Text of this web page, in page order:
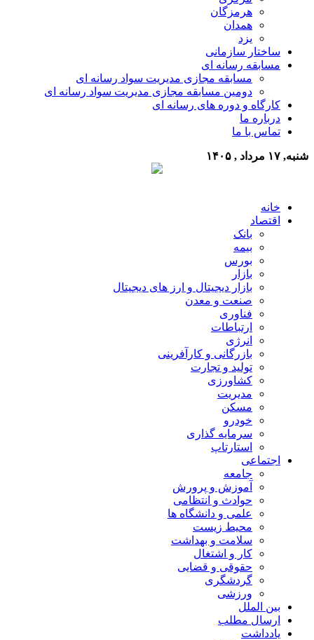
هرمزگان
همدان
یزد
ساختار سازمانی
مسابقه رسانه ای
مسابقه مجازی مدیریت سواد رسانه ای
دومین مسابقه مجازی مدیریت سواد رسانه ای
کارگاه و دوره های رسانه ای
درباره ما
تماس با ما
شنبه, ۱۷ مرداد , ۱۴۰۵
خانه
اقتصاد
بانک
بیمه
بورس
بازار
بازار دیجیتال و ارز های دیجیتال
صنعت و معدن
فناوری
ارتباطات
انرژی
بازرگانی و کارآفرینی
تولید و تجارت
کشاورزی
مدیریت
مسکن
خودرو
سرمایه گذاری
استارتاپ
اجتماعی
جامعه
آموزش و پرورش
حوادث و انتظامی
علمی و دانشگاه ها
محیط زیست
سلامت و بهداشت
کار و اشتغال
حقوقی و قضایی
گردشگری
ورزشی
بین الملل
ارسال مطلب
یادداشت